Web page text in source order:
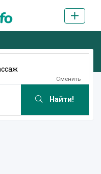
Сменить
Найти!